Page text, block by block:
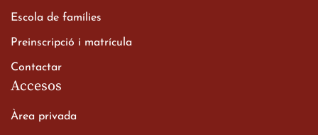
Batxillerat
Escola de famílies
Preinscripció i matrícula
Contactar
Accesos
Àrea privada